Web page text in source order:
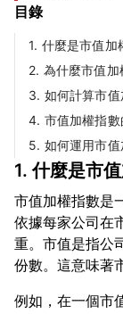
目錄
1. 什麼是市值加
2. 為什麼市值加
3. 如何計算市值
4. 市值加權指數
5. 如何運用市值
1. 什麼是市
市值加權指數是
依據每家公司在
重。市值是指公
例如，在一個市